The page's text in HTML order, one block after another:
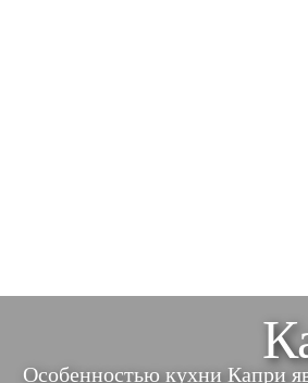
Особенностью кухни Капри